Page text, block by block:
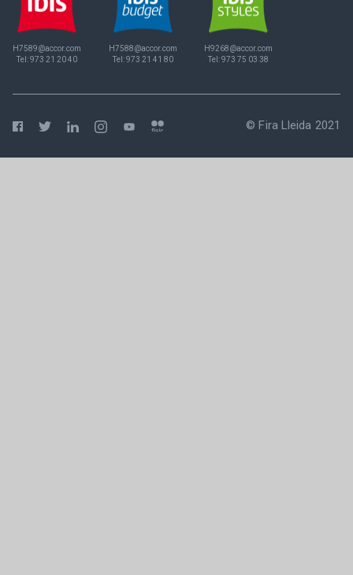
H7589@accor.com
Tel:973 21 20 40
H7588@accor.com
Tel:973 21 41 80
H9268@accor.com
Tel:973 75 03 38
© Fira Lleida 2021